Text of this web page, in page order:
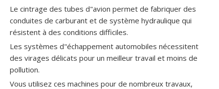
Le cintrage des tubes d"avion permet de fabriquer des
conduites de carburant et de système hydraulique qui
résistent à des conditions difficiles.
Les systèmes d"échappement automobiles nécessitent
des virages délicats pour un meilleur travail et moins de
pollution.
Vous utilisez ces machines pour de nombreux travaux,